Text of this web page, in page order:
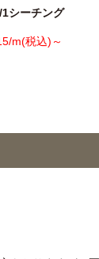
シーチング
m(税込)～